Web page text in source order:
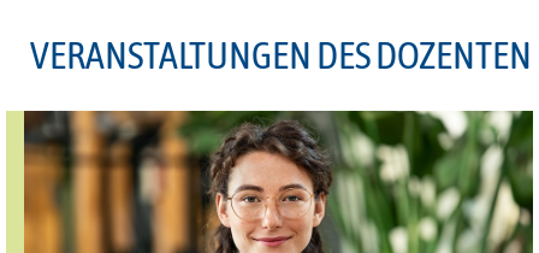
VERANSTALTUNGEN DES DOZENTEN